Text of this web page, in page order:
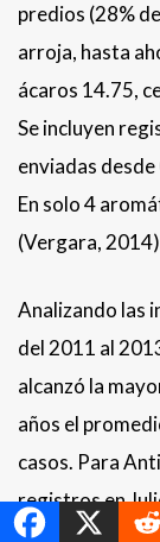
predios (28%
arroja, hasta
ácaros 14.75,
Se incluyen
enviadas
En solo 4
(Vergara,
Analizando las
del 2011 al
alcanzó la
años el
casos. Para
registros en